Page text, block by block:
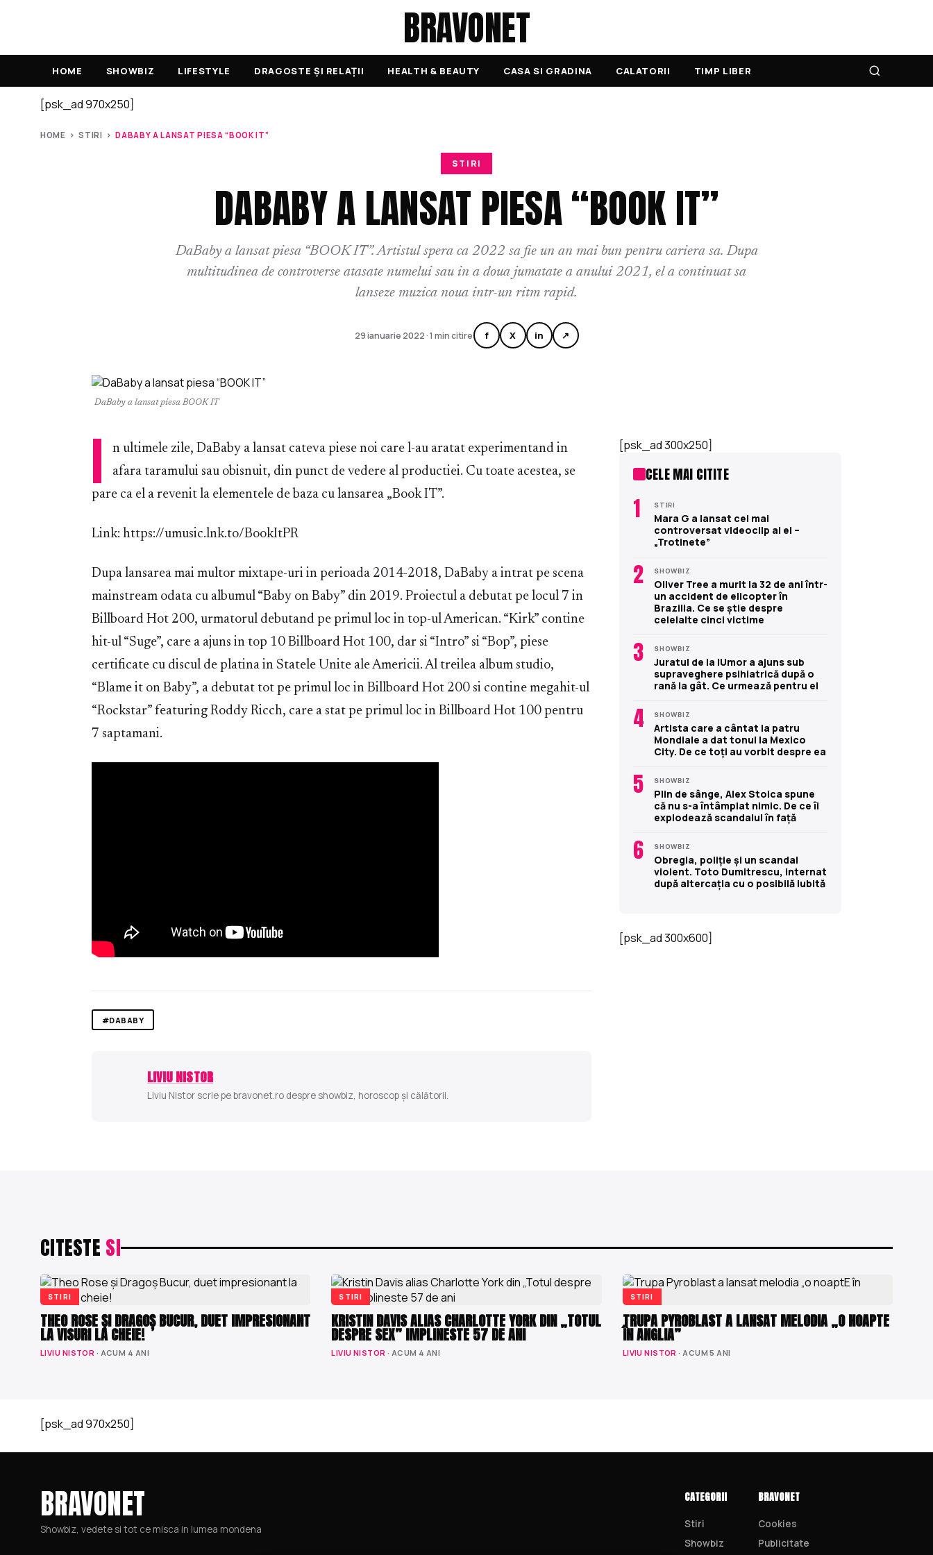
BRAVONET
HOME SHOWBIZ LIFESTYLE DRAGOSTE ȘI RELAȚII HEALTH & BEAUTY CASA SI GRADINA CALATORII TIMP LIBER
[psk_ad 970x250]
HOME ›STIRI ›DABABY A LANSAT PIESA “BOOK IT”
STIRI
DABABY A LANSAT PIESA “BOOK IT”
DaBaby a lansat piesa “BOOK IT”. Artistul spera ca 2022 sa fie un an mai bun pentru cariera sa. Dupa
multitudinea de controverse atasate numelui sau in a doua jumatate a anului 2021, el a continuat sa
lanseze muzica noua intr-un ritm rapid.
29 ianuarie 2022 · 1 min citire f X in ↗
DaBaby a lansat piesa BOOK IT
I
n ultimele zile, DaBaby a lansat cateva piese noi care l-au aratat experimentand in
afara taramului sau obisnuit, din punct de vedere al productiei. Cu toate acestea, se
pare ca el a revenit la elementele de baza cu lansarea „Book IT”.
Link: https://umusic.lnk.to/BookItPR
Dupa lansarea mai multor mixtape-uri in perioada 2014-2018, DaBaby a intrat pe scena
mainstream odata cu albumul “Baby on Baby” din 2019. Proiectul a debutat pe locul 7 in
Billboard Hot 200, urmatorul debutand pe primul loc in top-ul American. “Kirk” contine
hit-ul “Suge”, care a ajuns in top 10 Billboard Hot 100, dar si “Intro” si “Bop”, piese
certificate cu discul de platina in Statele Unite ale Americii. Al treilea album studio,
“Blame it on Baby”, a debutat tot pe primul loc in Billboard Hot 200 si contine megahit-ul
“Rockstar” featuring Roddy Ricch, care a stat pe primul loc in Billboard Hot 100 pentru
7 saptamani.
#DABABY
LIVIU NISTOR
Liviu Nistor scrie pe bravonet.ro despre showbiz, horoscop și călătorii.
[psk_ad 300x250]
CELE MAI CITITE
1 STIRI
Mara G a lansat cel mai
controversat videoclip al ei –
„Trotinete”
2 SHOWBIZ
Oliver Tree a murit la 32 de ani într-
un accident de elicopter în
Brazilia. Ce se știe despre
celelalte cinci victime
3 SHOWBIZ
Juratul de la iUmor a ajuns sub
supraveghere psihiatrică după o
rană la gât. Ce urmează pentru el
4 SHOWBIZ
Artista care a cântat la patru
Mondiale a dat tonul la Mexico
City. De ce toți au vorbit despre ea
5 SHOWBIZ
Plin de sânge, Alex Stoica spune
că nu s-a întâmplat nimic. De ce îi
explodează scandalul în față
6 SHOWBIZ
Obregia, poliție și un scandal
violent. Toto Dumitrescu, internat
după altercația cu o posibilă iubită
[psk_ad 300x600]
CITESTE SI
STIRI
THEO ROSE ȘI DRAGOȘ BUCUR, DUET IMPRESIONANT
LA VISURI LA CHEIE!
LIVIU NISTOR · ACUM 4 ANI
STIRI
KRISTIN DAVIS ALIAS CHARLOTTE YORK DIN „TOTUL
DESPRE SEX” IMPLINESTE 57 DE ANI
LIVIU NISTOR · ACUM 4 ANI
STIRI
TRUPA PYROBLAST A LANSAT MELODIA „O NOAPTE
ÎN ANGLIA”
LIVIU NISTOR · ACUM 5 ANI
[psk_ad 970x250]
BRAVONET
Showbiz, vedete si tot ce misca in lumea mondena
CATEGORII
Stiri
Showbiz
BRAVONET
Cookies
Publicitate